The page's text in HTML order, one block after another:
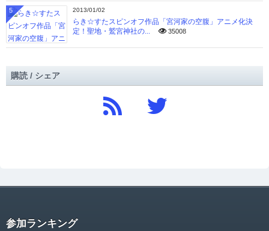
2013/01/02
らき☆すたスピンオフ作品「宮河家の空腹」アニメ化決
定！聖地・鷲宮神社の...
35008
5
購読 / シェア
参加ランキング